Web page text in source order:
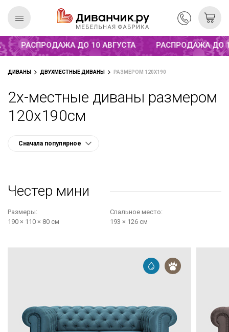
Распродажа до 10 августа
РАСПРОДАЖА ДО 10 АВГУСТА
РАСПРОДАЖА ДО
ДИВАНЫ ДВУХМЕСТНЫЕ ДИВАНЫ РАЗМЕРОМ 120Х190
2х-местные диваны размером
120х190см
Честер мини
Размеры:
190 × 110 × 80 см
Cпальное место:
193 × 126 см
коллекция